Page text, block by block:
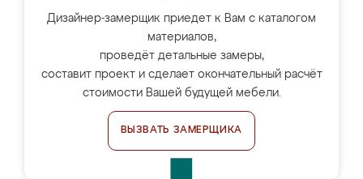
Дизайнер-замерщик приедет к Вам с каталогом
материалов,
проведёт детальные замеры,
составит проект и сделает окончательный расчёт
стоимости Вашей будущей мебели.
ВЫЗВАТЬ ЗАМЕРЩИКА